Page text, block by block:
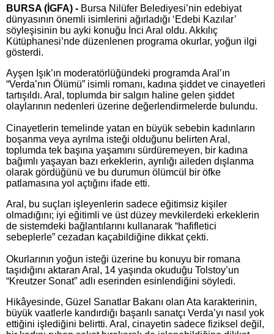
BURSA (İGFA) - Bursa Nilüfer Belediyesi’nin edebiyat
dünyasının önemli isimlerini ağırladığı ‘Edebi Kazılar’
söyleşisinin bu ayki konuğu İnci Aral oldu. Akkılıç
Kütüphanesi’nde düzenlenen programa okurlar, yoğun ilgi
gösterdi.
Ayşen Işık’ın moderatörlüğündeki programda Aral’ın
“Verda’nın Ölümü” isimli romanı, kadına şiddet ve cinayetleri
tartışıldı. Aral, toplumda bir salgın haline gelen şiddet
olaylarının nedenleri üzerine değerlendirmelerde bulundu.
Cinayetlerin temelinde yatan en büyük sebebin kadınların
boşanma veya ayrılma isteği olduğunu belirten Aral,
toplumda tek başına yaşamını sürdüremeyen, bir kadına
bağımlı yaşayan bazı erkeklerin, ayrılığı aileden dışlanma
olarak gördüğünü ve bu durumun ölümcül bir öfke
patlamasına yol açtığını ifade etti.
Aral, bu suçları işleyenlerin sadece eğitimsiz kişiler
olmadığını; iyi eğitimli ve üst düzey mevkilerdeki erkeklerin
de sistemdeki bağlantılarını kullanarak “hafifletici
sebeplerle” cezadan kaçabildiğine dikkat çekti.
Okurlarının yoğun isteği üzerine bu konuyu bir romana
taşıdığını aktaran Aral, 14 yaşında okuduğu Tolstoy’un
“Kreutzer Sonat” adlı eserinden esinlendiğini söyledi.
Hikâyesinde, Güzel Sanatlar Bakanı olan Ata karakterinin,
büyük vaatlerle kandırdığı başarılı sanatçı Verda’yı nasıl yok
ettiğini işlediğini belirtti. Aral, cinayetin sadece fiziksel değil,